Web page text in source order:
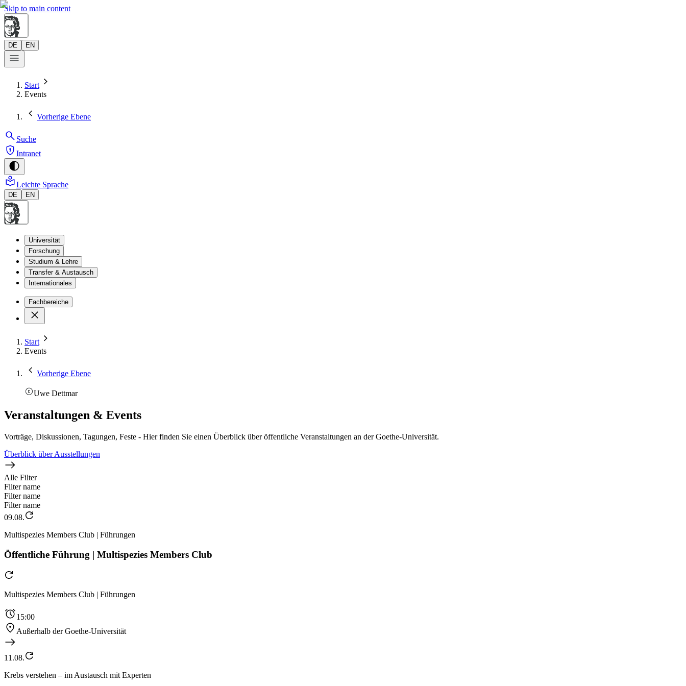
Skip to main content
DE EN
Start
Events
Vorherige Ebene
Suche
Intranet
Leichte Sprache
DE EN
Universität
Forschung
Studium & Lehre
Transfer & Austausch
Internationales
Fachbereiche
Start
Events
Vorherige Ebene
Uwe Dettmar
Veranstaltungen & Events
Vorträge, Diskussionen, Tagungen, Feste - Hier finden Sie einen Überblick über öffentliche Veranstaltungen an der Goethe-Universität.
Überblick über Ausstellungen
Alle Filter
Filter name
Filter name
Filter name
09.08.
Multispezies Members Club | Führungen
Öffentliche Führung | Multispezies Members Club
Multispezies Members Club | Führungen
15:00
Außerhalb der Goethe-Universität
11.08.
Krebs verstehen – im Austausch mit Experten